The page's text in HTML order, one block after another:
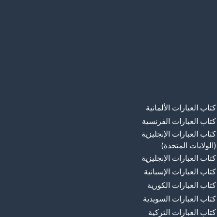
كتاب العبارات الألمانية
كتاب العبارات الفرنسية
كتاب العبارات الإنجليزية
(الولايات المتحدة)
كتاب العبارات الإنجليزية
كتاب العبارات الإسبانية
كتاب العبارات الكورية
كتاب العبارات السويدية
كتاب العبارات التركية